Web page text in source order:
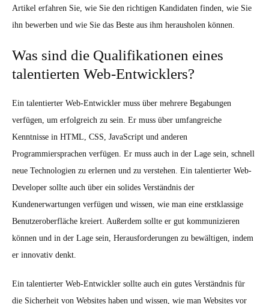
Artikel erfahren Sie, wie Sie den richtigen Kandidaten finden, wie Sie
ihn bewerben und wie Sie das Beste aus ihm herausholen können.
Was sind die Qualifikationen eines
talentierten Web-Entwicklers?
Ein talentierter Web-Entwickler muss über mehrere Begabungen
verfügen, um erfolgreich zu sein. Er muss über umfangreiche
Kenntnisse in HTML, CSS, JavaScript und anderen
Programmiersprachen verfügen. Er muss auch in der Lage sein, schnell
neue Technologien zu erlernen und zu verstehen. Ein talentierter Web-
Developer sollte auch über ein solides Verständnis der
Kundenerwartungen verfügen und wissen, wie man eine erstklassige
Benutzeroberfläche kreiert. Außerdem sollte er gut kommunizieren
können und in der Lage sein, Herausforderungen zu bewältigen, indem
er innovativ denkt.
Ein talentierter Web-Entwickler sollte auch ein gutes Verständnis für
die Sicherheit von Websites haben und wissen, wie man Websites vor